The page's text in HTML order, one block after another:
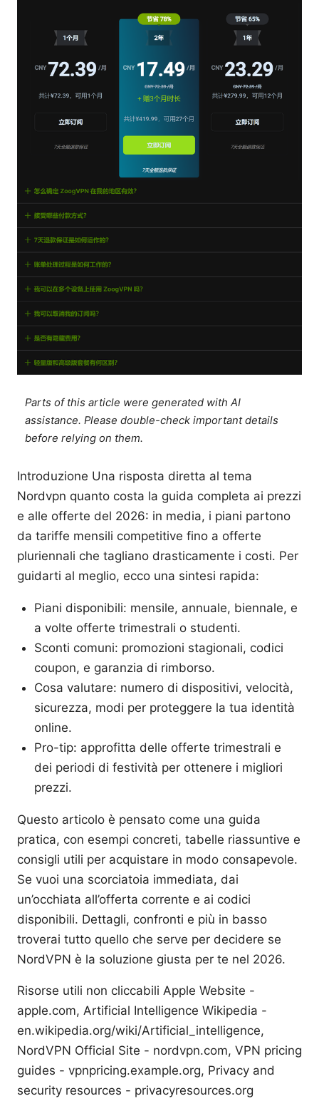
Parts of this article were generated with AI
assistance. Please double-check important details
before relying on them.
Introduzione Una risposta diretta al tema
Nordvpn quanto costa la guida completa ai prezzi
e alle offerte del 2026: in media, i piani partono
da tariffe mensili competitive fino a offerte
pluriennali che tagliano drasticamente i costi. Per
guidarti al meglio, ecco una sintesi rapida:
Piani disponibili: mensile, annuale, biennale, e
a volte offerte trimestrali o studenti.
Sconti comuni: promozioni stagionali, codici
coupon, e garanzia di rimborso.
Cosa valutare: numero di dispositivi, velocità,
sicurezza, modi per proteggere la tua identità
online.
Pro-tip: approfitta delle offerte trimestrali e
dei periodi di festività per ottenere i migliori
prezzi.
Questo articolo è pensato come una guida
pratica, con esempi concreti, tabelle riassuntive e
consigli utili per acquistare in modo consapevole.
Se vuoi una scorciatoia immediata, dai
un’occhiata all’offerta corrente e ai codici
disponibili. Dettagli, confronti e più in basso
troverai tutto quello che serve per decidere se
NordVPN è la soluzione giusta per te nel 2026.
Risorse utili non cliccabili Apple Website -
apple.com, Artificial Intelligence Wikipedia -
en.wikipedia.org/wiki/Artificial_intelligence,
NordVPN Official Site - nordvpn.com, VPN pricing
guides - vpnpricing.example.org, Privacy and
security resources - privacyresources.org